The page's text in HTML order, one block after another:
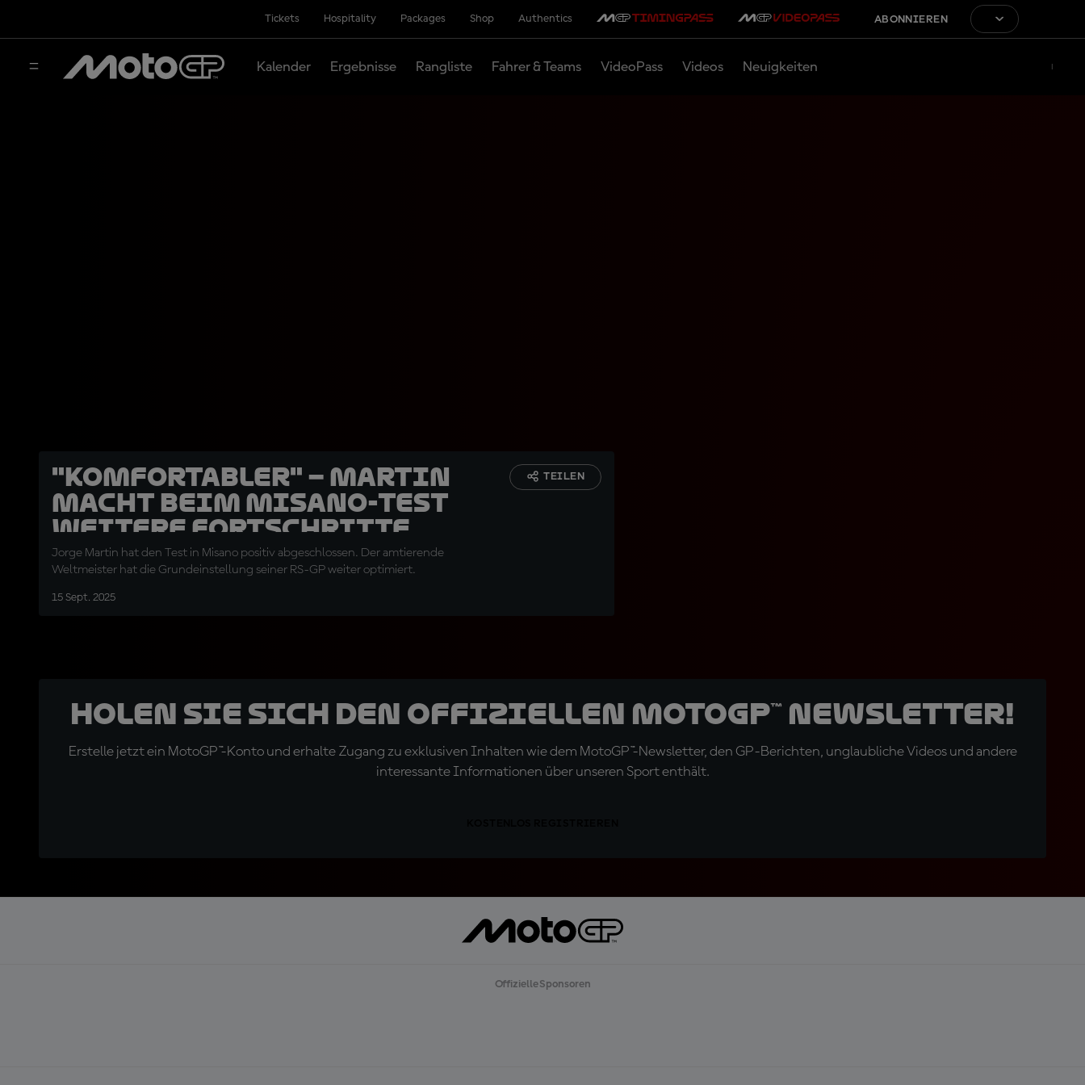
Tickets Hospitality Packages Shop Authentics ABONNIEREN
Kalender Ergebnisse Rangliste Fahrer & Teams VideoPass Videos Neuigkeiten
"Komfortabler" – Martin
macht beim Misano-Test
weitere Fortschritte
Jorge Martin hat den Test in Misano positiv abgeschlossen. Der amtierende
Weltmeister hat die Grundeinstellung seiner RS-GP weiter optimiert.
15 Sept. 2025
TEILEN
Holen Sie sich den offiziellen MotoGP™ Newsletter!
Erstelle jetzt ein MotoGP™-Konto und erhalte Zugang zu exklusiven Inhalten wie dem MotoGP™-Newsletter, den GP-Berichten, unglaubliche Videos und andere
interessante Informationen über unseren Sport enthält.
Offizielle Sponsoren